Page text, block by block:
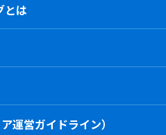
とは
運営ガイドライン）